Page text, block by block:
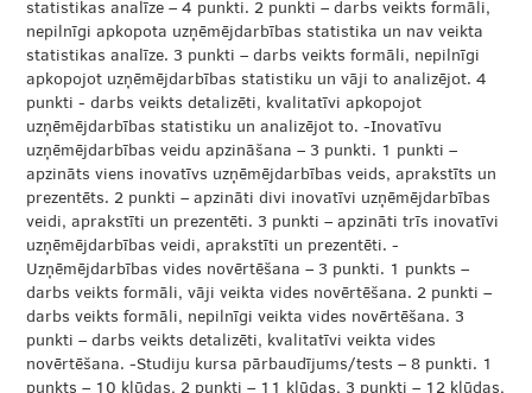
statistikas analīze – 4 punkti. 2 punkti – darbs veikts formāli,
nepilnīgi apkopota uzņēmējdarbības statistika un nav veikta
statistikas analīze. 3 punkti – darbs veikts formāli, nepilnīgi
apkopojot uzņēmējdarbības statistiku un vāji to analizējot. 4
punkti - darbs veikts detalizēti, kvalitatīvi apkopojot
uzņēmējdarbības statistiku un analizējot to. -Inovatīvu
uzņēmējdarbības veidu apzināšana – 3 punkti. 1 punkti –
apzināts viens inovatīvs uzņēmējdarbības veids, aprakstīts un
prezentēts. 2 punkti – apzināti divi inovatīvi uzņēmējdarbības
veidi, aprakstīti un prezentēti. 3 punkti – apzināti trīs inovatīvi
uzņēmējdarbības veidi, aprakstīti un prezentēti. -
Uzņēmējdarbības vides novērtēšana – 3 punkti. 1 punkts –
darbs veikts formāli, vāji veikta vides novērtēšana. 2 punkti –
darbs veikts formāli, nepilnīgi veikta vides novērtēšana. 3
punkti – darbs veikts detalizēti, kvalitatīvi veikta vides
novērtēšana. -Studiju kursa pārbaudījums/tests – 8 punkti. 1
punkts – 10 kļūdas, 2 punkti – 11 kļūdas, 3 punkti – 12 kļūdas,